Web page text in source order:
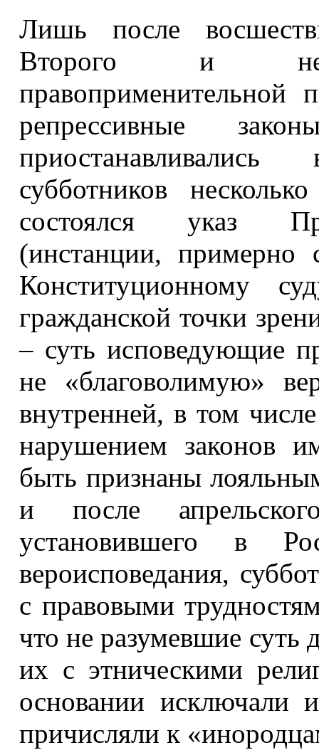
Лишь после
Второго и
правоприменительной
репрессивные
субботников
состоялся указ
(инстанции, примерно
Конституционному
гражданской точки
– суть исповедующие
не «благоволимую»
внутренней, в том
нарушением законов
быть признаны
и после
установившего в
вероисповедания,
с правовыми
что не разумевшие суть
их с этническими
основании исключали
причисляли к